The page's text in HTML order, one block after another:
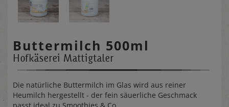
Buttermilch 500ml
Hofkäserei Mattigtaler
Die natürliche Buttermilch im Glas wird aus reiner
Heumilch hergestellt - der fein säuerliche Geschmack
passt ideal zu Smoothies & Co